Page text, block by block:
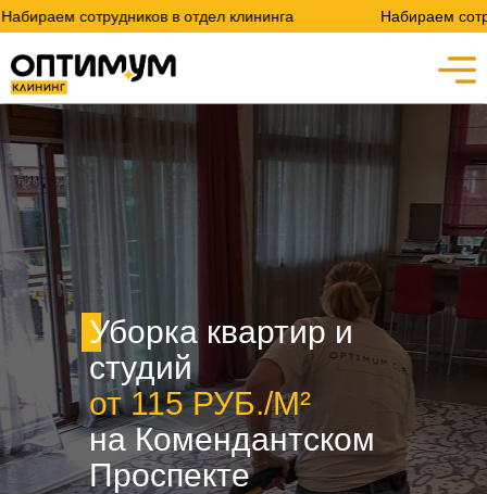
в отдел клининга Набираем сотрудников в
Уборка квартир и
студий
от 115 РУБ./М²
на Комендантском
Проспекте